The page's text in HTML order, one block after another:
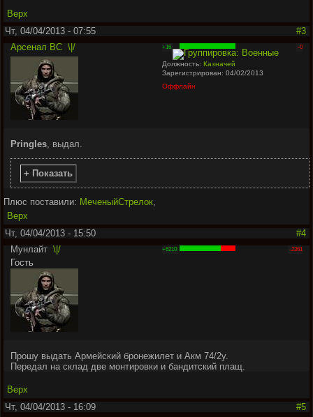
Верх
Чт, 04/04/2013 - 07:55
#3
Арсенал ВС \|/ +16 -0
Должность: Казначей
Зарегистрирован: 04/02/2013
Оффлайн
Pringles, выдал.
+ Показать
Плюс поставили: МеченыйСтрелок,
Верх
Чт, 04/04/2013 - 15:50
#4
Мунлайт \|/
Гость
+6210 -2361
Прошу выдать Армейский бронежилет и Акм 74/2у.
Передал на склад две монтировки и бандитский плащ.
Верх
Чт, 04/04/2013 - 16:09
#5